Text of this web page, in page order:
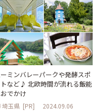
ミンバレーパークや発酵スポ
トなど♪ 北欧時間が流れる飯能
でかけ
埼玉県 [PR] 2024.09.06